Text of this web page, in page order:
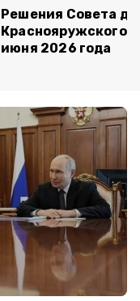
Решения Совета
Краснояружского
июня 2026 года